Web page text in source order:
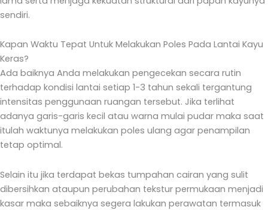
sendiri.
Kapan Waktu Tepat Untuk Melakukan Poles Pada Lantai Kayu
Keras?
Ada baiknya Anda melakukan pengecekan secara rutin
terhadap kondisi lantai setiap 1-3 tahun sekali tergantung
intensitas penggunaan ruangan tersebut. Jika terlihat
adanya garis-garis kecil atau warna mulai pudar maka saat
itulah waktunya melakukan poles ulang agar penampilan
tetap optimal.
Selain itu jika terdapat bekas tumpahan cairan yang sulit
dibersihkan ataupun perubahan tekstur permukaan menjadi
kasar maka sebaiknya segera lakukan perawatan termasuk